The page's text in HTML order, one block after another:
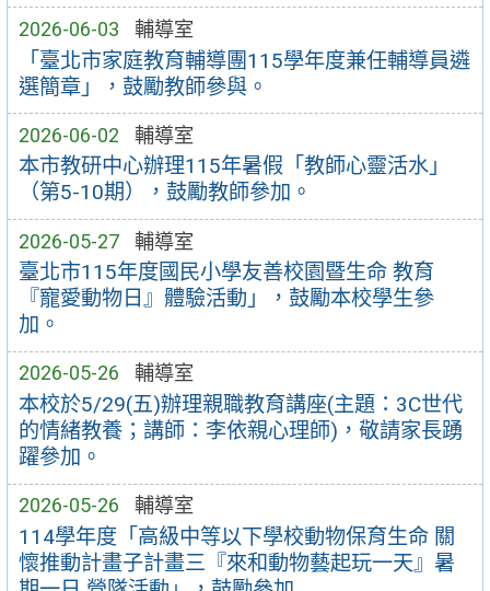
2026-06-03 輔導室
「臺北市家庭教育輔導團115學年度兼任輔導員遴
選簡章」，鼓勵教師參與。
2026-06-02 輔導室
本市教研中心辦理115年暑假「教師心靈活水」
（第5-10期），鼓勵教師參加。
2026-05-27 輔導室
臺北市115年度國民小學友善校園暨生命 教育
『寵愛動物日』體驗活動」，鼓勵本校學生參
加。
2026-05-26 輔導室
本校於5/29(五)辦理親職教育講座(主題：3C世代
的情緒教養；講師：李依親心理師)，敬請家長踴
躍參加。
2026-05-26 輔導室
114學年度「高級中等以下學校動物保育生命 關
懷推動計畫子計畫三『來和動物藝起玩一天』暑